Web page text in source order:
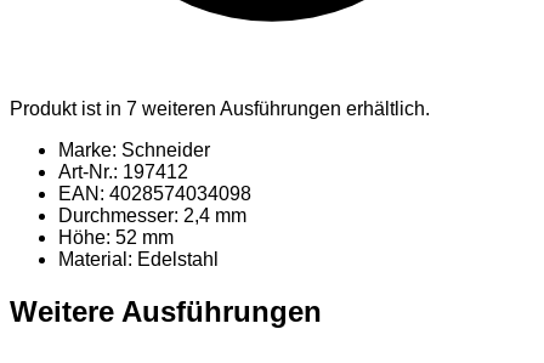
Produkt ist in 7 weiteren Ausführungen erhältlich.
Marke: Schneider
Art-Nr.: 197412
EAN: 4028574034098
Durchmesser: 2,4 mm
Höhe: 52 mm
Material : Edelstahl
Weitere Ausführungen